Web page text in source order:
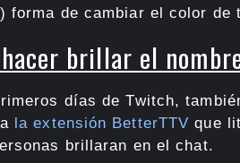
forma de cambiar el color de
brillar el
días de Twitch,
la extensión BetterTTV que
brillaran en el chat.